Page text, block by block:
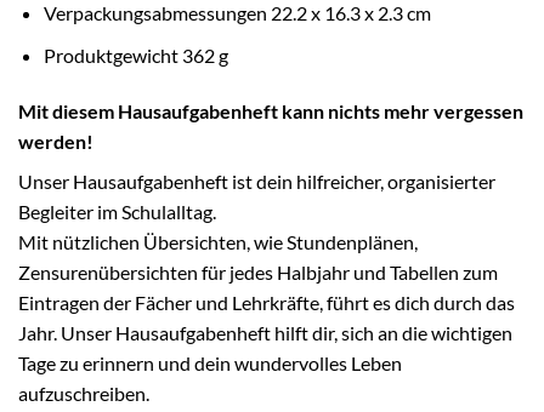
Verpackungsabmessungen 22.2 x 16.3 x 2.3 cm
Produktgewicht 362 g
Mit diesem Hausaufgabenheft kann nichts mehr vergessen
werden!
Unser Hausaufgabenheft ist dein hilfreicher, organisierter
Begleiter im Schulalltag.
Mit nützlichen Übersichten, wie Stundenplänen,
Zensurenübersichten für jedes Halbjahr und Tabellen zum
Eintragen der Fächer und Lehrkräfte, führt es dich durch das
Jahr. Unser Hausaufgabenheft hilft dir, sich an die wichtigen
Tage zu erinnern und dein wundervolles Leben
aufzuschreiben.